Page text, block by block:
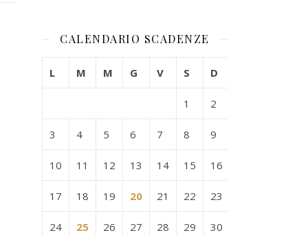
CALENDARIO SCADENZE
L M M G V S D
1 2
3 4 5 6 7 8 9
10 11 12 13 14 15 16
17 18 19 20 21 22 23
24 25 26 27 28 29 30